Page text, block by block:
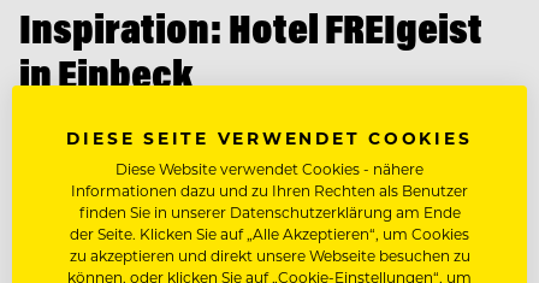
Inspiration: Hotel FREIgeist
in Einbeck
Schnickschnack sucht, ist hier genau richtig.
DIESE SEITE VERWENDET COOKIES
Diese Website verwendet Cookies - nähere
Informationen dazu und zu Ihren Rechten als Benutzer
finden Sie in unserer Datenschutzerklärung am Ende
der Seite. Klicken Sie auf „Alle Akzeptieren“, um Cookies
zu akzeptieren und direkt unsere Webseite besuchen zu
können, oder klicken Sie auf „Cookie-Einstellungen“, um